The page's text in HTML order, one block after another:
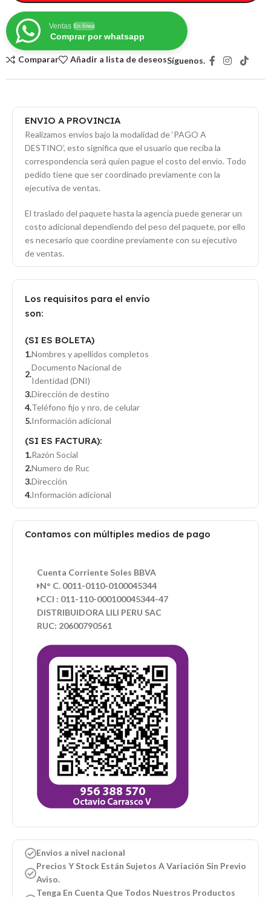
Ventas En línea
Comprar por whatsapp
Comparar Añadir a lista de deseosSíguenos.
ENVIO A PROVINCIA
Realizamos envíos bajo la modalidad de ‘PAGO A
DESTINO’, esto significa que el usuario que reciba la
correspondencia será quien pague el costo del envío. Todo
pedido tiene que ser coordinado previamente con la
ejecutiva de ventas.
El traslado del paquete hasta la agencia puede generar un
costo adicional dependiendo del peso del paquete, por ello
es necesario que coordine previamente con su ejecutivo
de ventas.
Los requisitos para el envío
son:
(SI ES BOLETA)
Nombres y apellidos completos
Documento Nacional de
Identidad (DNI)
Dirección de destino
Teléfono fijo y nro. de celular
Información adicional
(SI ES FACTURA):
Razón Social
Numero de Ruc
Dirección
Información adicional
Contamos con múltiples medios de pago
Cuenta Corriente Soles BBVA
N° C. 0011-0110-0100045344
CCI : 011-110-000100045344-47
DISTRIBUIDORA LILI PERU SAC
RUC: 20600790561
Envios a nivel nacional
Precios Y Stock Están Sujetos A Variación Sin Previo
Aviso.
Tenga En Cuenta Que Todos Nuestros Productos